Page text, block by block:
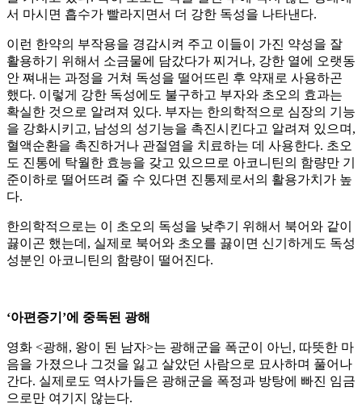
서 마시면 흡수가 빨라지면서 더 강한 독성을 나타낸다.
이런 한약의 부작용을 경감시켜 주고 이들이 가진 약성을 잘
활용하기 위해서 소금물에 담갔다가 찌거나, 강한 열에 오랫동
안 쪄내는 과정을 거쳐 독성을 떨어뜨린 후 약재로 사용하곤
했다. 이렇게 강한 독성에도 불구하고 부자와 초오의 효과는
확실한 것으로 알려져 있다. 부자는 한의학적으로 심장의 기능
을 강화시키고, 남성의 성기능을 촉진시킨다고 알려져 있으며,
혈액순환을 촉진하거나 관절염을 치료하는 데 사용한다. 초오
도 진통에 탁월한 효능을 갖고 있으므로 아코니틴의 함량만 기
준이하로 떨어뜨려 줄 수 있다면 진통제로서의 활용가치가 높
다.
한의학적으로는 이 초오의 독성을 낮추기 위해서 북어와 같이
끓이곤 했는데, 실제로 북어와 초오를 끓이면 신기하게도 독성
성분인 아코니틴의 함량이 떨어진다.
‘아편증기’에 중독된 광해
영화 <광해, 왕이 된 남자>는 광해군을 폭군이 아닌, 따뜻한 마
음을 가졌으나 그것을 잃고 살았던 사람으로 묘사하며 풀어나
간다. 실제로도 역사가들은 광해군을 폭정과 방탕에 빠진 임금
으로만 여기지 않는다.